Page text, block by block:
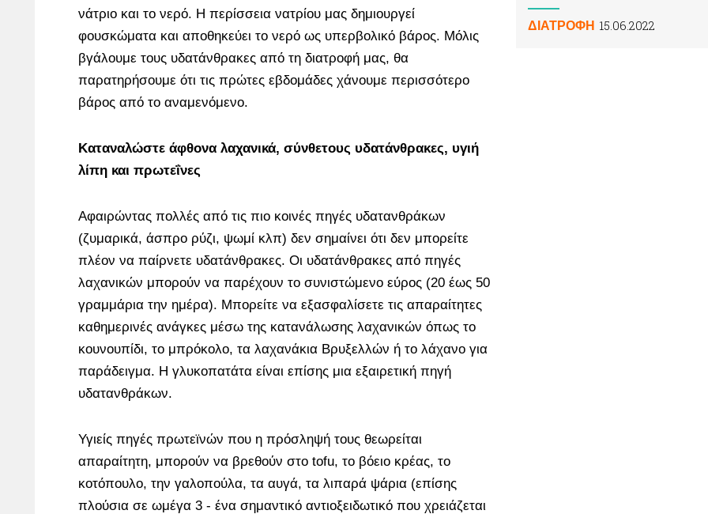
νάτριο και το νερό. Η περίσσεια νατρίου μας δημιουργεί
φουσκώματα και αποθηκεύει το νερό ως υπερβολικό βάρος. Μόλις
βγάλουμε τους υδατάνθρακες από τη διατροφή μας, θα
παρατηρήσουμε ότι τις πρώτες εβδομάδες χάνουμε περισσότερο
βάρος από το αναμενόμενο.
Καταναλώστε άφθονα λαχανικά, σύνθετους υδατάνθρακες, υγιή
λίπη και πρωτεΐνες
Αφαιρώντας πολλές από τις πιο κοινές πηγές υδατανθράκων
(ζυμαρικά, άσπρο ρύζι, ψωμί κλπ) δεν σημαίνει ότι δεν μπορείτε
πλέον να παίρνετε υδατάνθρακες. Οι υδατάνθρακες από πηγές
λαχανικών μπορούν να παρέχουν το συνιστώμενο εύρος (20 έως 50
γραμμάρια την ημέρα). Μπορείτε να εξασφαλίσετε τις απαραίτητες
καθημερινές ανάγκες μέσω της κατανάλωσης λαχανικών όπως το
κουνουπίδι, το μπρόκολο, τα λαχανάκια Βρυξελλών ή το λάχανο για
παράδειγμα. Η γλυκοπατάτα είναι επίσης μια εξαιρετική πηγή
υδατανθράκων.
Υγιείς πηγές πρωτεϊνών που η πρόσληψή τους θεωρείται
απαραίτητη, μπορούν να βρεθούν στο tofu, το βόειο κρέας, το
κοτόπουλο, την γαλοπούλα, τα αυγά, τα λιπαρά ψάρια (επίσης
πλούσια σε ωμέγα 3 - ένα σημαντικό αντιοξειδωτικό που χρειάζεται
ΔΙΑΤΡΟΦΗ 15.06.2022